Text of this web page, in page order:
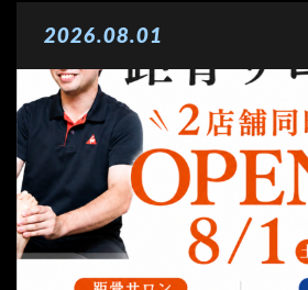
2026.08.01